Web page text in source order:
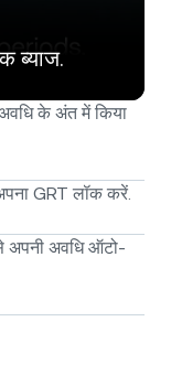
ब्याज.
के अंत में किया
GRT लॉक करें.
अपनी अवधि ऑटो-